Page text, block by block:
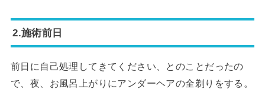
2.施術前日
前日に自己処理してきてください、とのことだったの
で、夜、お風呂上がりにアンダーヘアの全剃りをする。